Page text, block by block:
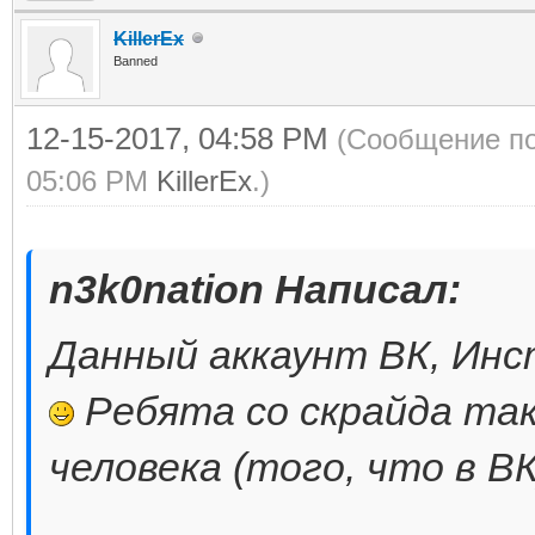
KillerEx
Banned
12-15-2017, 04:58 PM (Сообщение
05:06 PM KillerEx.)
n3k0nation Написал:
Данный аккаунт ВК,
Ребята со скрайда
человека (того, что в